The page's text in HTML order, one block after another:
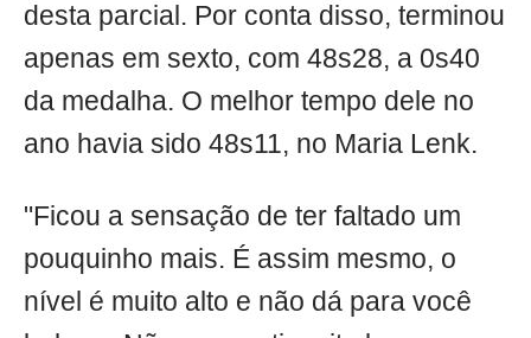
desta parcial. Por conta disso, terminou
apenas em sexto, com 48s28, a 0s40
da medalha. O melhor tempo dele no
ano havia sido 48s11, no Maria Lenk.
"Ficou a sensação de ter faltado um
pouquinho mais. É assim mesmo, o
nível é muito alto e não dá para você